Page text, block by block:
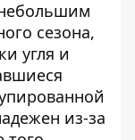
сезона,
угля и
из-за